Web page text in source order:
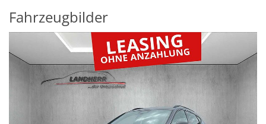
Fahrzeugbilder